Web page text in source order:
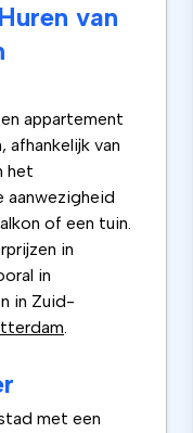
van
appartement
afhankelijk van
het
aanwezigheid
of een tuin.
in
in
in Zuid-
.
met een